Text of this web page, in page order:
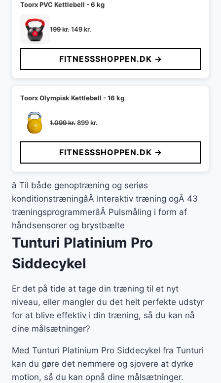
Toorx PVC Kettlebell - 6 kg
199kr.Den
pris
var:
199 kr..
149kr.
pris
er:
149 kr..
FITNESSSHOPPEN.DK →
Toorx Olympisk Kettlebell - 16 kg
1.099kr.Den
pris
var:
1.099 kr..
899kr.
pris
er:
899 kr..
FITNESSSHOPPEN.DK →
â Til både genoptræning og seriøs
konditionstræningâÂ Interaktiv træning ogÂ 43
træningsprogrammerâÂ Pulsmåling i form af
håndsensorer og brystbælte
Tunturi Platinium Pro
Siddecykel
Er det på tide at tage din træning til et nyt
niveau, eller mangler du det helt perfekte udstyr
for at blive effektiv i din træning, så du kan nå
dine målsætninger?
Med Tunturi Platinium Pro Siddecykel fra Tunturi
kan du gøre det nemmere og sjovere at dyrke
motion, så du kan opnå dine målsætninger.